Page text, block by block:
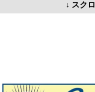
↓ スク